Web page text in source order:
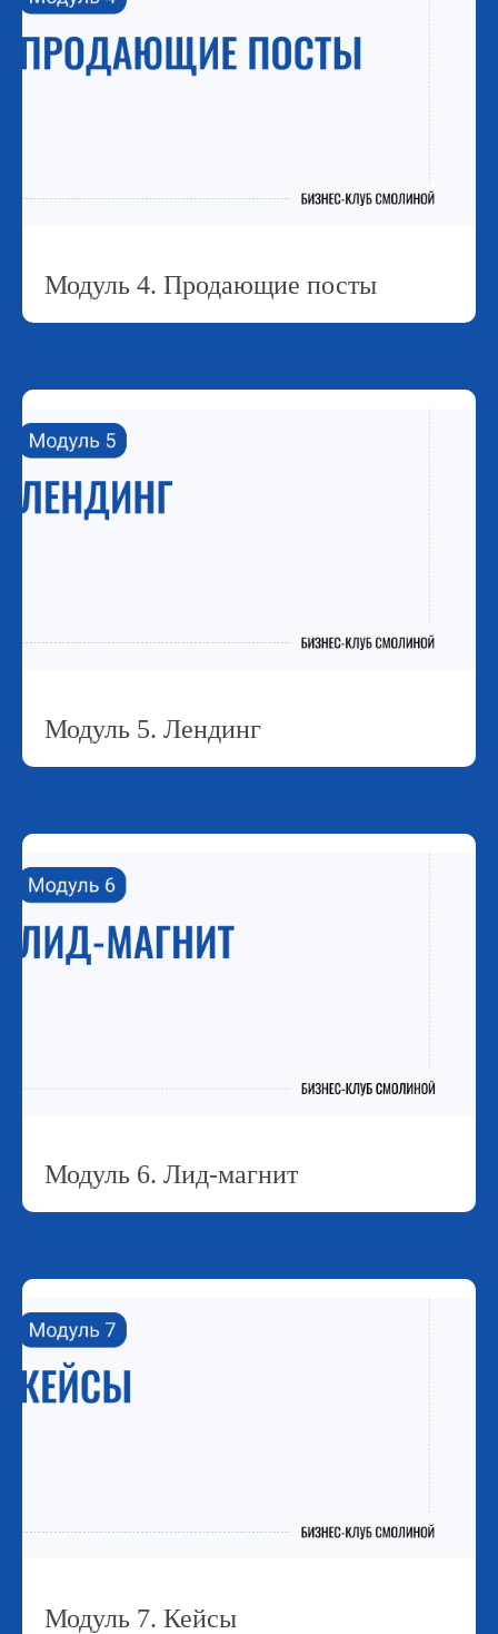
Модуль 4. Продающие посты
Модуль 5. Лендинг
Модуль 6. Лид-магнит
Модуль 7. Кейсы